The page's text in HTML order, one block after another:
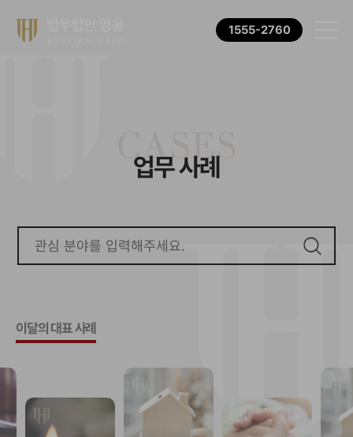
1555-2760
CASES
업무 사례
이달의 대표 사례